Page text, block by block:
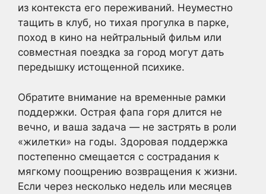
из контекста его переживаний. Неуместно
тащить в клуб, но тихая прогулка в парке,
поход в кино на нейтральный фильм или
совместная поездка за город могут дать
передышку истощенной психике.
Обратите внимание на временные рамки
поддержки. Острая фапа горя длится не
вечно, и ваша задача — не застрять в роли
«жилетки» на годы. Здоровая поддержка
постепенно смещается с сострадания к
мягкому поощрению возвращения к жизни.
Если через несколько недель или месяцев